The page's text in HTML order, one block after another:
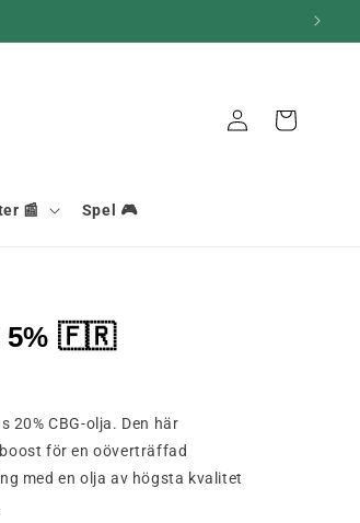
📰 Spel 🎮
AnslutningKorg
5% 🇫🇷
20% CBG-olja. Den här
för en oöverträffad
med en olja av högsta kvalitet